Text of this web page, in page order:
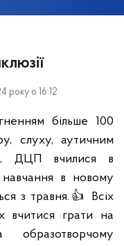
року о 16:12
більше 100
слуху, аутичним
ДЦП вчилися в
в новому
з травня.👍 Всіх
вчитися грати на
образотворчому